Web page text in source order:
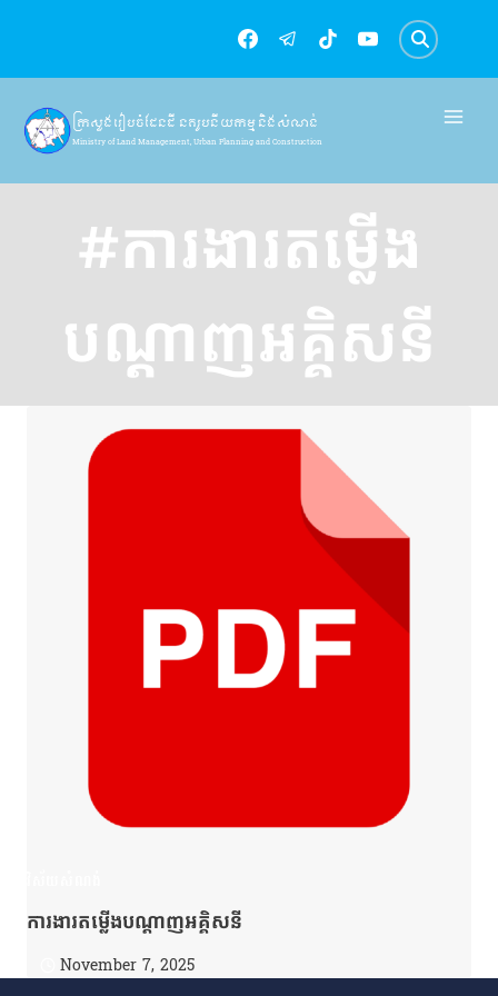
content
ក្រសួងរៀបចំដែនដី នគរូបនីយកម្ម និងសំណង់
Ministry of Land Management, Urban Planning and Construction
#ការងារតម្លើង
បណ្ដាញអគ្គិសនី
ការងារតម្លើងបណ្ដាញអគ្គិសនី
November 7, 2025